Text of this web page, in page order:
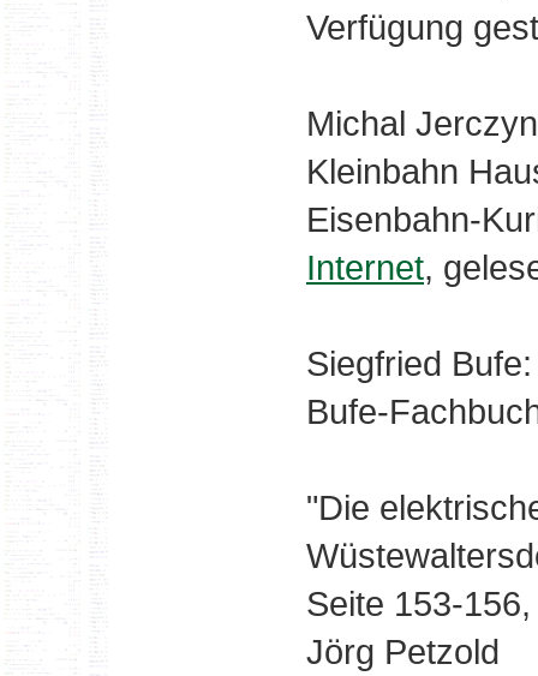
Verfügung
Michal
Kleinbahn
Eisenbahn-
Internet,
Siegfried
Bufe-
"Die
Seite 153-
Jörg Petzold